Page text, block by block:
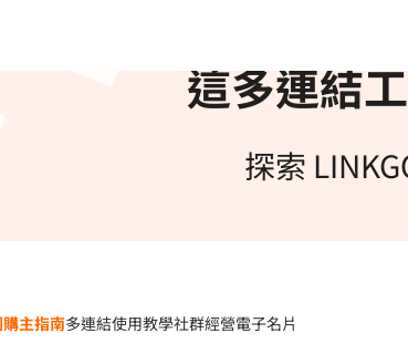
這多連結
探索
購主指南多連結使用教學社群經營電子名片